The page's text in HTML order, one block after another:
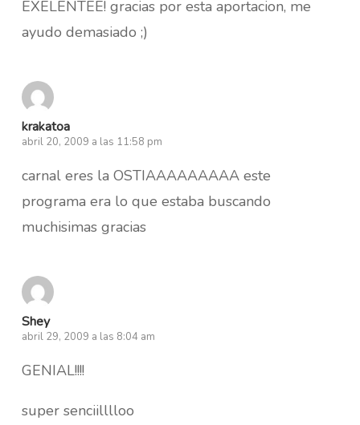
EXELENTEE! gracias por esta aportacion, me
ayudo demasiado ;)
krakatoa
abril 20, 2009 a las 11:58 pm
carnal eres la OSTIAAAAAAAAA este
programa era lo que estaba buscando
muchisimas gracias
Shey
abril 29, 2009 a las 8:04 am
GENIAL!!!!
super senciilllloo